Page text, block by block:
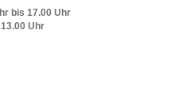
bis 17.00 Uhr
Uhr